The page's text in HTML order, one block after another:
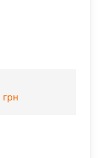
грн